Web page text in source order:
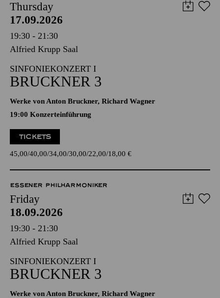
Thursday
17.09.2026
19:30 - 21:30
Alfried Krupp Saal
SINFONIEKONZERT I
BRUCKNER 3
Werke von Anton Bruckner, Richard Wagner
19:00 Konzerteinführung
TICKETS
45,00 40,00 34,00 30,00 22,00 18,00 €
ESSENER PHILHARMONIKER
Friday
18.09.2026
19:30 - 21:30
Alfried Krupp Saal
SINFONIEKONZERT I
BRUCKNER 3
Werke von Anton Bruckner, Richard Wagner